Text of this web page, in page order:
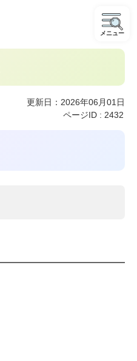
メニュー
更新日：2026年06月01日
ページID : 2432